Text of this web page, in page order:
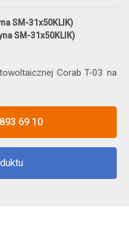
SM-31x50KLIK)
SM-31x50KLIK)
Corab T-03 na
69 10